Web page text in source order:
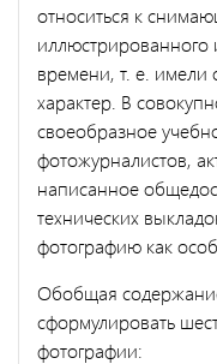
относиться к
иллюстрированного
времени, т. е.
характер. В
своеобразное
фотожурналистов,
написанное
технических
фотографию как
Обобщая
сформулировать
фотографии: